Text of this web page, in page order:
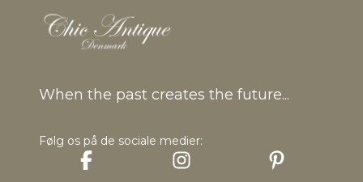
When the past creates the future...
Følg os på de sociale medier: